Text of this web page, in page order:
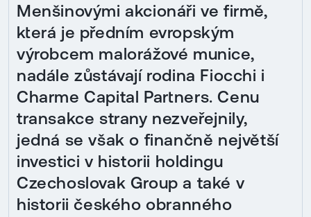
Menšinovými akcionáři ve firmě,
která je předním evropským
výrobcem malorážové munice,
nadále zůstávají rodina Fiocchi i
Charme Capital Partners. Cenu
transakce strany nezveřejnily,
jedná se však o finančně největší
investici v historii holdingu
Czechoslovak Group a také v
historii českého obranného